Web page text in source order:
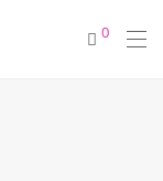
0